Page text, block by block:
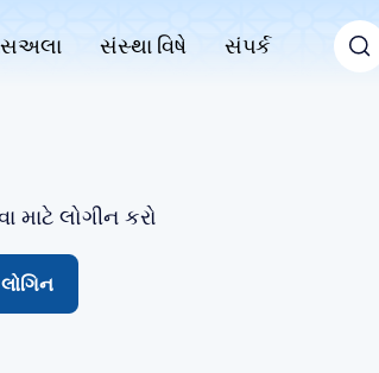
સંસ્થા વિષે સંપર્ક
માટે લોગીન કરો
લોગિન